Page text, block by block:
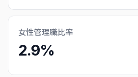
女性管理職比率
2.9%